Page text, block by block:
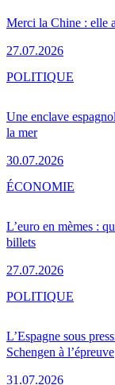
Merci la Chine : elle
27.07.2026
Une enclave
la mer
30.07.2026
POLITIQUE
L’euro en mèmes :
billets
27.07.2026
ÉCONOMIE
L’Espagne sous
Schengen à l’épreuve
31.07.2026
POLITIQUE